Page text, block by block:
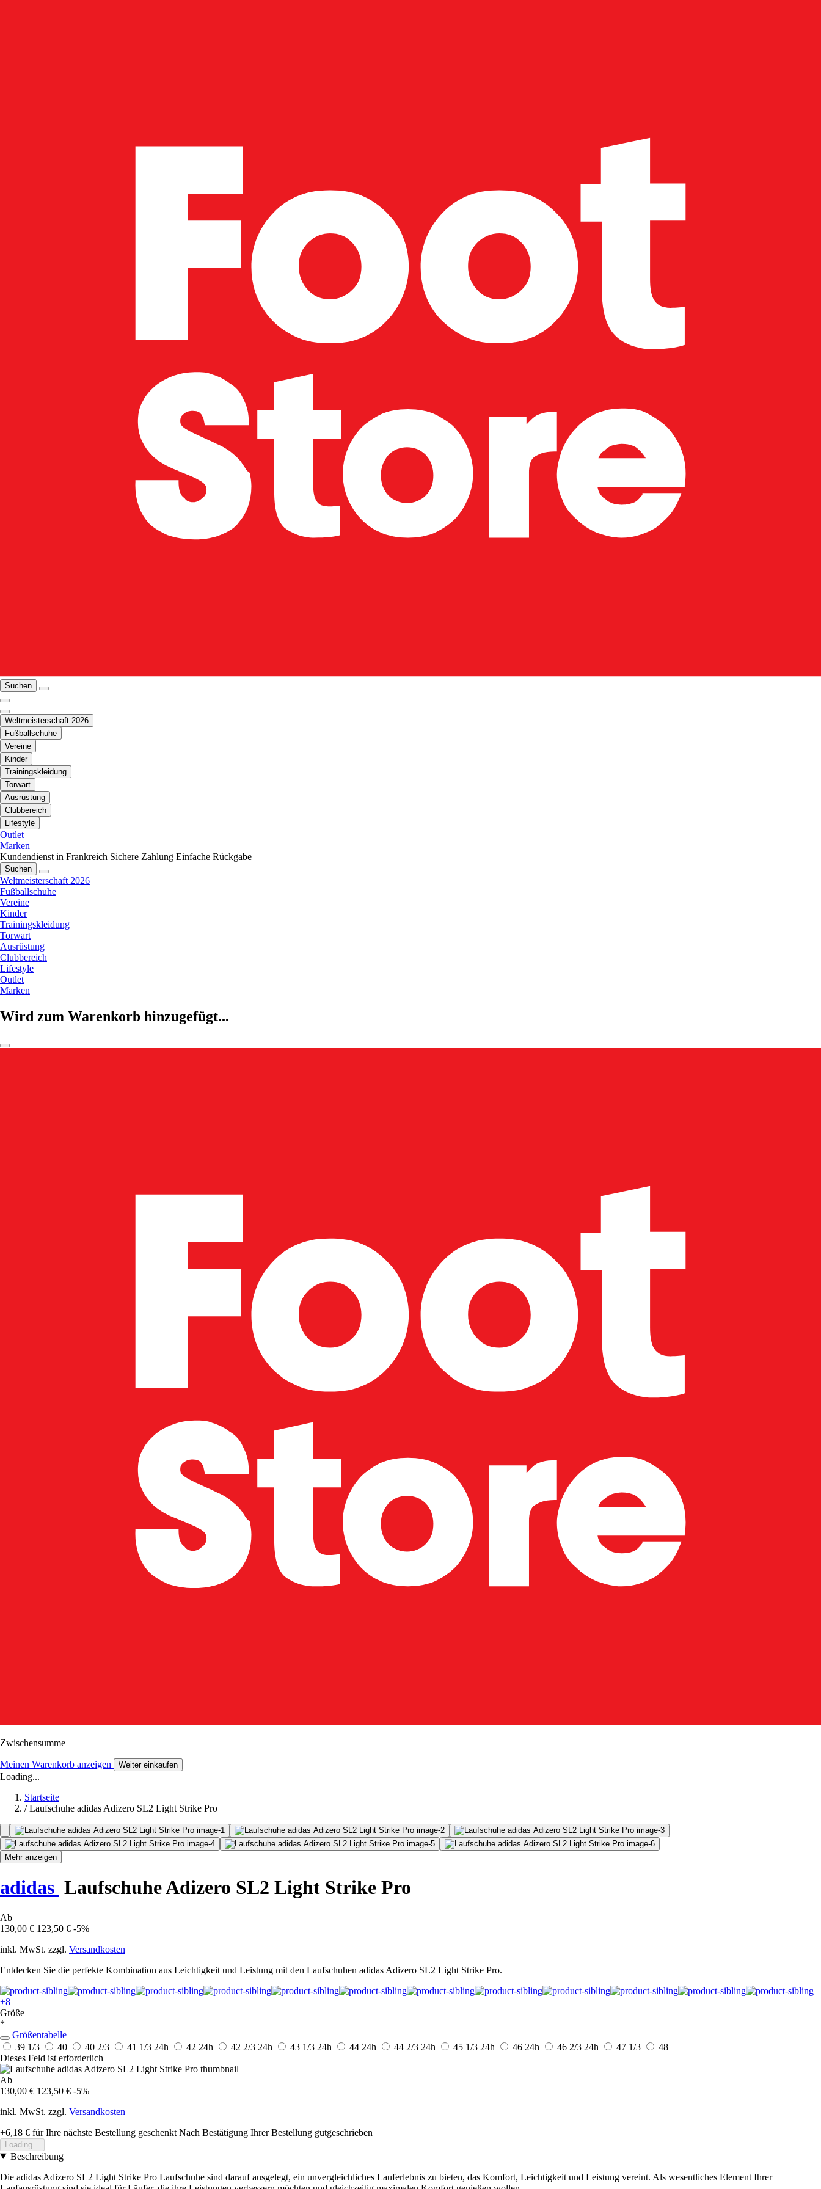
Suchen
Weltmeisterschaft 2026
Fußballschuhe
Vereine
Kinder
Trainingskleidung
Torwart
Ausrüstung
Clubbereich
Lifestyle
Outlet
Marken
Kundendienst in Frankreich Sichere Zahlung Einfache Rückgabe
Suchen
Weltmeisterschaft 2026
Fußballschuhe
Vereine
Kinder
Trainingskleidung
Torwart
Ausrüstung
Clubbereich
Lifestyle
Outlet
Marken
Wird zum Warenkorb hinzugefügt...
Zwischensumme
Meinen Warenkorb anzeigen Weiter einkaufen
Loading...
Startseite
/ Laufschuhe adidas Adizero SL2 Light Strike Pro
Mehr anzeigen
adidas Laufschuhe Adizero SL2 Light Strike Pro
Ab
130,00 € 123,50 € -5%
inkl. MwSt. zzgl. Versandkosten
Entdecken Sie die perfekte Kombination aus Leichtigkeit und Leistung mit den Laufschuhen adidas Adizero SL2 Light Strike Pro.
+8
Größe
*
Größentabelle
39 1/3
40 40 2/3 41 1/3 24h 42 24h 42 2/3 24h 43 1/3 24h 44 24h 44 2/3 24h 45 1/3 24h 46 24h 46 2/3 24h 47 1/3
48
Dieses Feld ist erforderlich
Ab
130,00 € 123,50 € -5%
inkl. MwSt. zzgl. Versandkosten
+6,18 € für Ihre nächste Bestellung geschenkt Nach Bestätigung Ihrer Bestellung gutgeschrieben
Loading...
Beschreibung
Die adidas Adizero SL2 Light Strike Pro Laufschuhe sind darauf ausgelegt, ein unvergleichliches Lauferlebnis zu bieten, das Komfort, Leichtigkeit und Leistung vereint. Als wesentliches Element Ihrer